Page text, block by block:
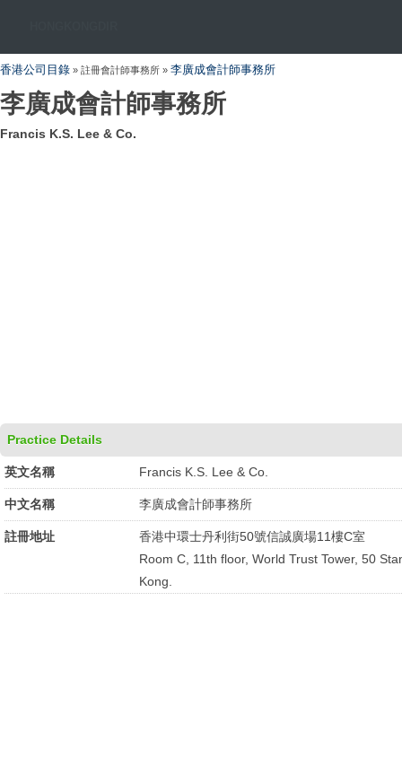
香港公司目錄 » 註冊會計師事務所 » 李廣成會計師事務所
李廣成會計師事務所
Francis K.S. Lee & Co.
Practice Details
英文名稱 Francis K.S. Lee & Co.
中文名稱 李廣成會計師事務所
註冊地址
香港中環士丹利街50號信誠廣場11樓C室
Room C, 11th floor, World Trust Tower, 50
Kong.